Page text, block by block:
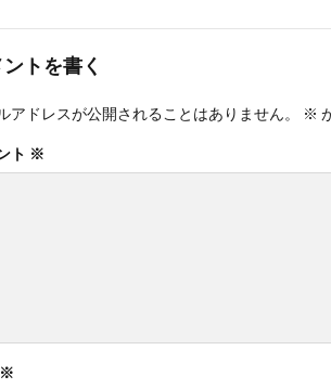
トを書く
アドレスが公開されることはありません。 ※
ト ※
※